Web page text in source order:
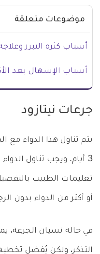
موضوعات متعلقة
أسباب كثرة التبرز
أسباب الإسهال بعد
جرعات نيتازود
3 أيام. ويجب تناول
تعليمات الطبيب
أو أكثر من الدواء بدون
في حالة نسيان الجرعة،
التذكر، ولكن يُفضل